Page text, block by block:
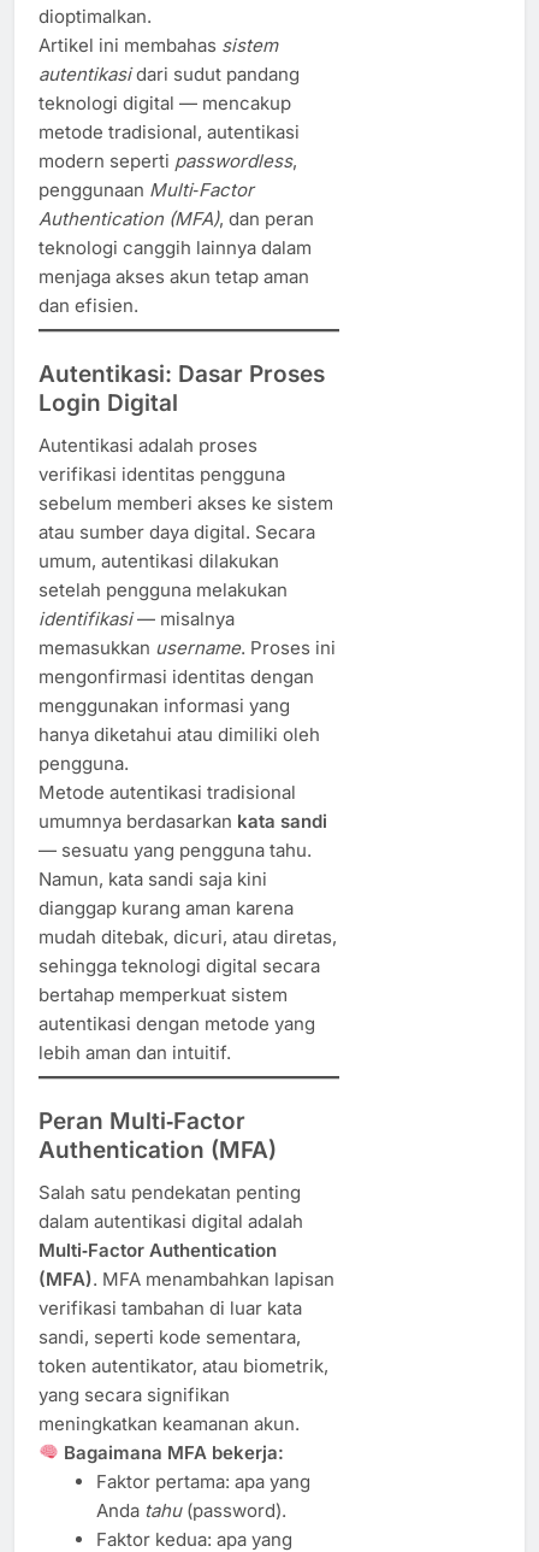
dioptimalkan.
Artikel ini membahas sistem
autentikasidari sudut pandang
teknologi digital — mencakup
metode tradisional, autentikasi
modern seperti passwordless,
penggunaan Multi‑Factor
Authentication (MFA), dan peran
teknologi canggih lainnya dalam
menjaga akses akun tetap aman
dan efisien.
Autentikasi: Dasar Proses
Login Digital
Autentikasi adalah proses
verifikasi identitas pengguna
sebelum memberi akses ke sistem
atau sumber daya digital. Secara
umum, autentikasi dilakukan
setelah pengguna melakukan
identifikasi— misalnya
memasukkan username. Proses ini
mengonfirmasi identitas dengan
menggunakan informasi yang
hanya diketahui atau dimiliki oleh
pengguna.
Metode autentikasi tradisional
umumnya berdasarkan kata sandi
— sesuatu yang pengguna tahu.
Namun, kata sandi saja kini
dianggap kurang aman karena
mudah ditebak, dicuri, atau diretas,
sehingga teknologi digital secara
bertahap memperkuat sistem
autentikasi dengan metode yang
lebih aman dan intuitif.
Peran Multi‑Factor
Authentication (MFA)
Salah satu pendekatan penting
dalam autentikasi digital adalah
Multi‑Factor Authentication
(MFA). MFA menambahkan lapisan
verifikasi tambahan di luar kata
sandi, seperti kode sementara,
token autentikator, atau biometrik,
yang secara signifikan
meningkatkan keamanan akun.
Bagaimana MFA bekerja:
Faktor pertama: apa yang
Anda tahu(password).
Faktor kedua: apa yang